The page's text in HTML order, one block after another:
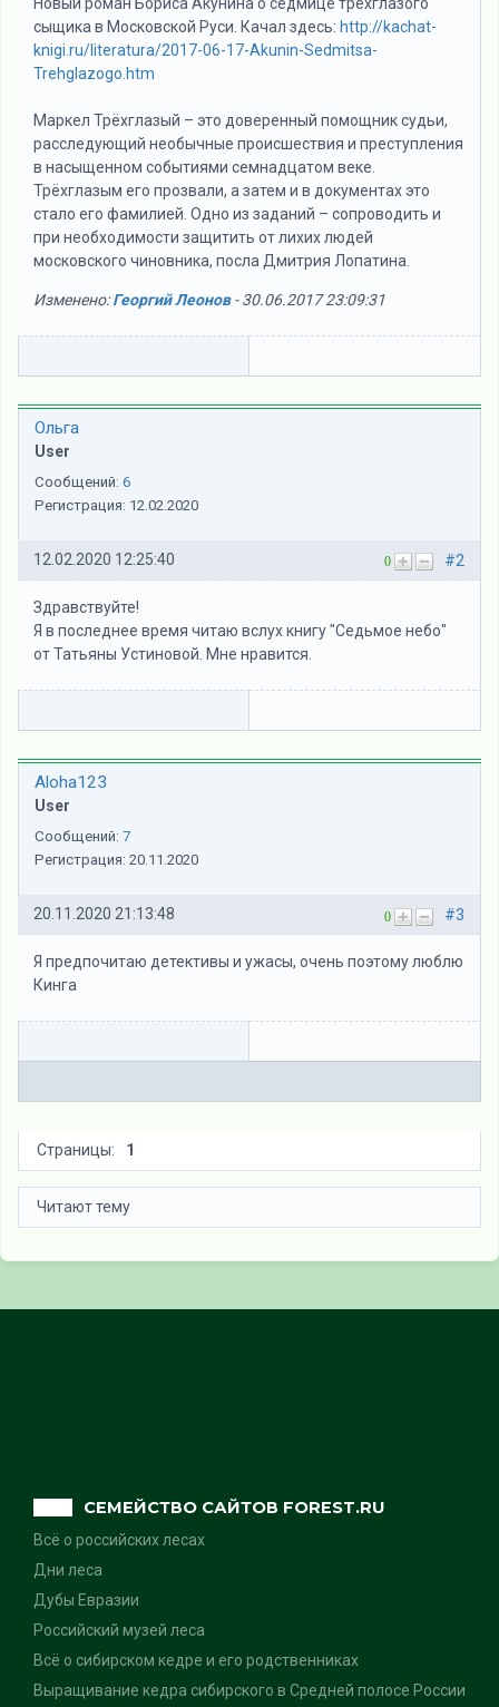
сыщика в Московской Руси. Качал здесь: http://kachat-
knigi.ru/literatura/2017-06-17-Akunin-Sedmitsa-
Trehglazogo.htm
Маркел Трёхглазый – это доверенный помощник судьи,
расследующий необычные происшествия и преступления
в насыщенном событиями семнадцатом веке.
Трёхглазым его прозвали, а затем и в документах это
стало его фамилией. Одно из заданий – сопроводить и
при необходимости защитить от лихих людей
московского чиновника, посла Дмитрия Лопатина.
Изменено:Георгий Леонов-30.06.2017 23:09:31
Ольга
User
Сообщений: 6
Регистрация: 12.02.2020
#2
0
12.02.2020 12:25:40
Здравствуйте!
Я в последнее время читаю вслух книгу "Седьмое небо"
от Татьяны Устиновой. Мне нравится.
Aloha123
User
Сообщений: 7
Регистрация: 20.11.2020
#3
0
20.11.2020 21:13:48
Я предпочитаю детективы и ужасы, очень поэтому люблю
Кинга
Страницы: 1
Читают тему
СЕМЕЙСТВО САЙТОВ FOREST.RU
Всё о российских лесах
Дни леса
Дубы Евразии
Российский музей леса
Всё о сибирском кедре и его родственниках
Выращивание кедра сибирского в Средней полосе России